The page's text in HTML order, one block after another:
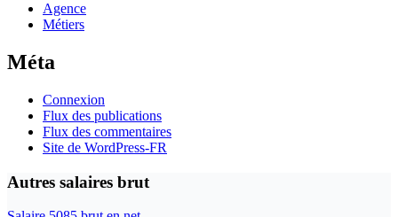
Agence
Métiers
Méta
Connexion
Flux des publications
Flux des commentaires
Site de WordPress-FR
Autres salaires brut